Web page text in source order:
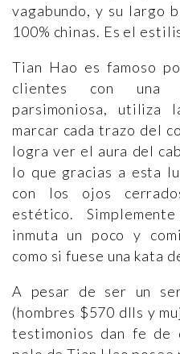
vagabundo, y su largo
100% chinas. Es el
Tian Hao es famoso
clientes con una
parsimoniosa, utiliza
marcar cada trazo del
logra ver el aura del
lo que gracias a esta
con los ojos
estético.
inmuta un poco y
como si fuese una kata
A pesar de ser un
(hombres $570 dlls y
testimonios dan fe de